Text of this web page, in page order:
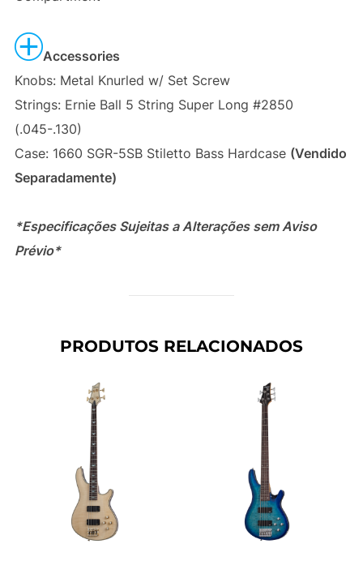
Accessories
Knobs: Metal Knurled w/ Set Screw
Strings: Ernie Ball 5 String Super Long #2850
(.045-.130)
Case: 1660 SGR-5SB Stiletto Bass Hardcase (Vendido
Separadamente)
*Especificações Sujeitas a Alterações sem Aviso
Prévio*
PRODUTOS RELACIONADOS